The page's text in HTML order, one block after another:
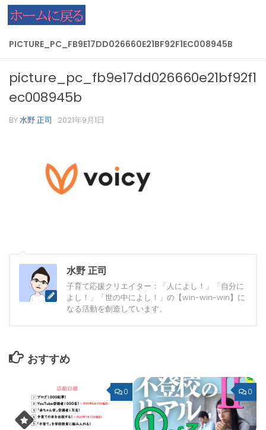
コンテンツへスキップ
PICTURE_PC_FB9E17DD026660E21BF92F1EC008945B
picture_pc_fb9e17dd026660e21bf92f1
ec008945b
BY水野 正司 · 2021年9月1日
水野 正司
子育て応援クリエイター：「人によし！」「自分に
よし！」「世の中によし！」の【win-win-win】に
なる活動を創造しています。
おすすめ
0 0